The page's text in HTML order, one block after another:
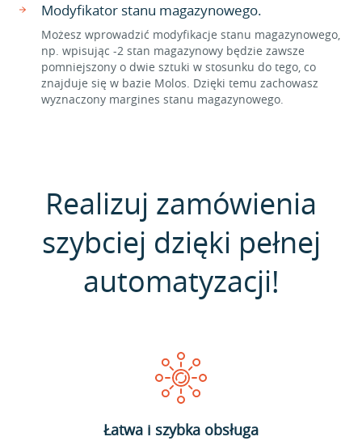
Modyfikator stanu magazynowego.
Możesz wprowadzić modyfikacje stanu magazynowego,
np. wpisując -2 stan magazynowy będzie zawsze
pomniejszony o dwie sztuki w stosunku do tego, co
znajduje się w bazie Molos. Dzięki temu zachowasz
wyznaczony margines stanu magazynowego.
Realizuj zamówienia
szybciej dzięki pełnej
automatyzacji!
Łatwa i szybka obsługa